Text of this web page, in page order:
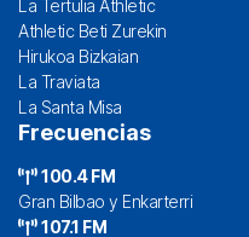
La Tertulia Athletic
Athletic Beti Zurekin
Hirukoa Bizkaian
La Traviata
La Santa Misa
Frecuencias
100.4 FM
Gran Bilbao y Enkarterri
107.1 FM